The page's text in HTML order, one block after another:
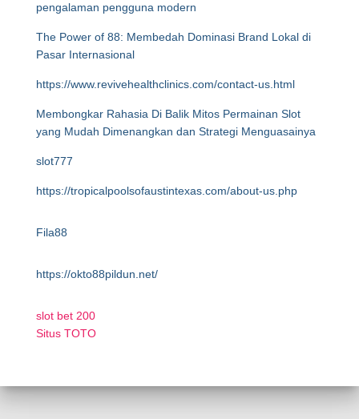
pengalaman pengguna modern
The Power of 88: Membedah Dominasi Brand Lokal di
Pasar Internasional
https://www.revivehealthclinics.com/contact-us.html
Membongkar Rahasia Di Balik Mitos Permainan Slot
yang Mudah Dimenangkan dan Strategi Menguasainya
slot777
https://tropicalpoolsofaustintexas.com/about-us.php
Fila88
https://okto88pildun.net/
slot bet 200
Situs TOTO